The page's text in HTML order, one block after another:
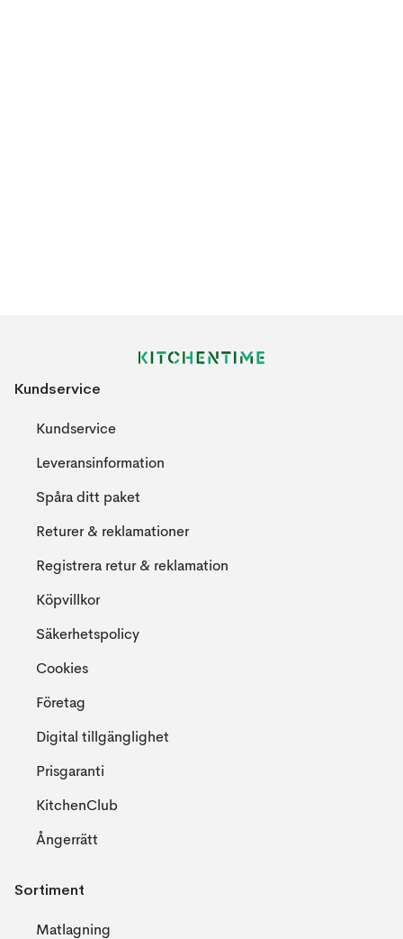
Kundservice
Kundservice
Leveransinformation
Spåra ditt paket
Returer & reklamationer
Registrera retur & reklamation
Köpvillkor
Säkerhetspolicy
Cookies
Företag
Digital tillgänglighet
Prisgaranti
KitchenClub
Ångerrätt
Sortiment
Matlagning